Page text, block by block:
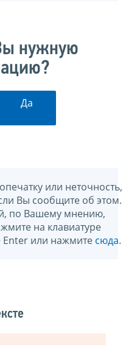
нужную
Да
или неточность,
Вы сообщите об этом.
по Вашему мнению,
на клавиатуре
или нажмите сюда.